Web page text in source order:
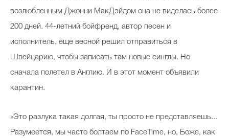
возлюбленным Джонни МакДэйдом она не виделась более
200 дней. 44-летний бойфренд, автор песен и
исполнитель, еще весной решил отправиться в
Швейцарию, чтобы записать там новые синглы. Но
сначала полетел в Англию. И в этот момент объявили
карантин.
«Это разлука такая долгая, ты просто не представляешь...
Разумеется, мы часто болтаем по FaceTime, но, Боже, как